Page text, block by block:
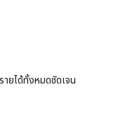
ยได้ทั้งหมดชัดเจน